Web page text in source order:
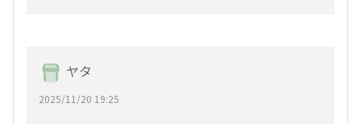
ヤタ
2025/11/20 19:25